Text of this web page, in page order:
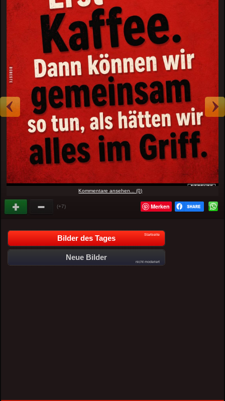
Kommentare ansehen... (0)
(+7) Merken
Bilder des Tages Startseite
Neue Bilder
nicht moderiert